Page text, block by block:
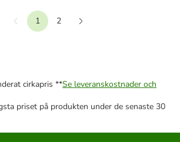
Föregående
1
2
cirkapris **Se leveranskostnader och
priset på produkten under de senaste 30